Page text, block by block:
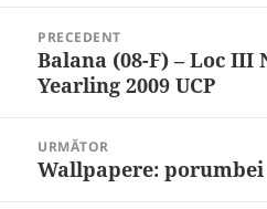
articole
PRECEDENT
Articolul
anterior:
Balana (08-F) – Loc III
Yearling 2009 UCP
URMĂTOR
Articolul
Wallpapere: